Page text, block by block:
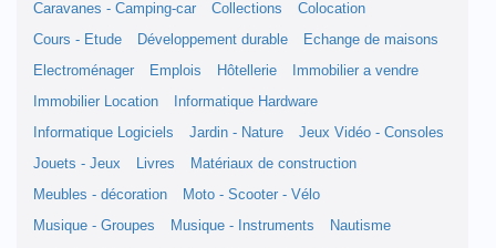
Caravanes - Camping-car
Collections
Colocation
Cours - Etude
Développement durable
Echange de maisons
Electroménager
Emplois Hôtellerie
Immobilier a vendre
Immobilier Location
Informatique Hardware
Informatique Logiciels
Jardin - Nature
Jeux Vidéo - Consoles
Jouets - Jeux
Livres
Matériaux de construction
Meubles - décoration
Moto - Scooter - Vélo
Musique - Groupes
Musique - Instruments
Nautisme